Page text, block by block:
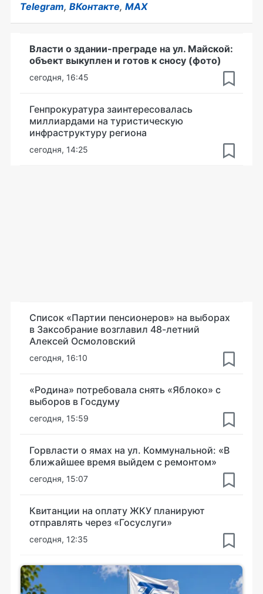
Telegram, ВКонтакте, MAX
Власти о здании-преграде на ул. Майской:
объект выкуплен и готов к сносу (фото)
сегодня, 16:45
Генпрокуратура заинтересовалась
миллиардами на туристическую
инфраструктуру региона
сегодня, 14:25
Список «Партии пенсионеров» на выборах
в Заксобрание возглавил 48-летний
Алексей Осмоловский
сегодня, 16:10
«Родина» потребовала снять «Яблоко» с
выборов в Госдуму
сегодня, 15:59
Горвласти о ямах на ул. Коммунальной: «В
ближайшее время выйдем с ремонтом»
сегодня, 15:07
Квитанции на оплату ЖКУ планируют
отправлять через «Госуслуги»
сегодня, 12:35